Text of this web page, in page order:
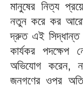
মানুষের নিত্য
নতুন করে কর
দ্রুত এই সিদ্ধান্ত
কার্যকর পদক্ষেপ
অভিযোগ করেন,
জনগণের ওপর